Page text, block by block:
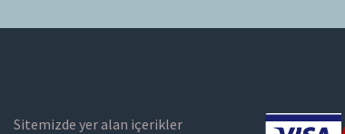
Sitemizde yer alan içerikler